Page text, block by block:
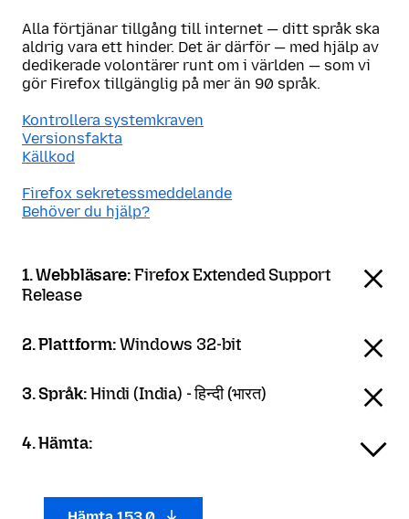
Alla förtjänar tillgång till internet — ditt språk ska
aldrig vara ett hinder. Det är därför — med hjälp av
dedikerade volontärer runt om i världen — som vi
gör Firefox tillgänglig på mer än 90 språk.
Kontrollera systemkraven
Versionsfakta
Källkod
Firefox sekretessmeddelande
Behöver du hjälp?
1. Webbläsare:Firefox Extended Support
Release
2. Plattform:Windows 32-bit
3. Språk:Hindi (India) - हिन्दी (भारत)
4. Hämta: